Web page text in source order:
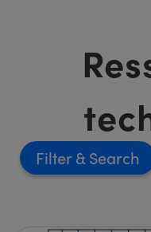
Filter